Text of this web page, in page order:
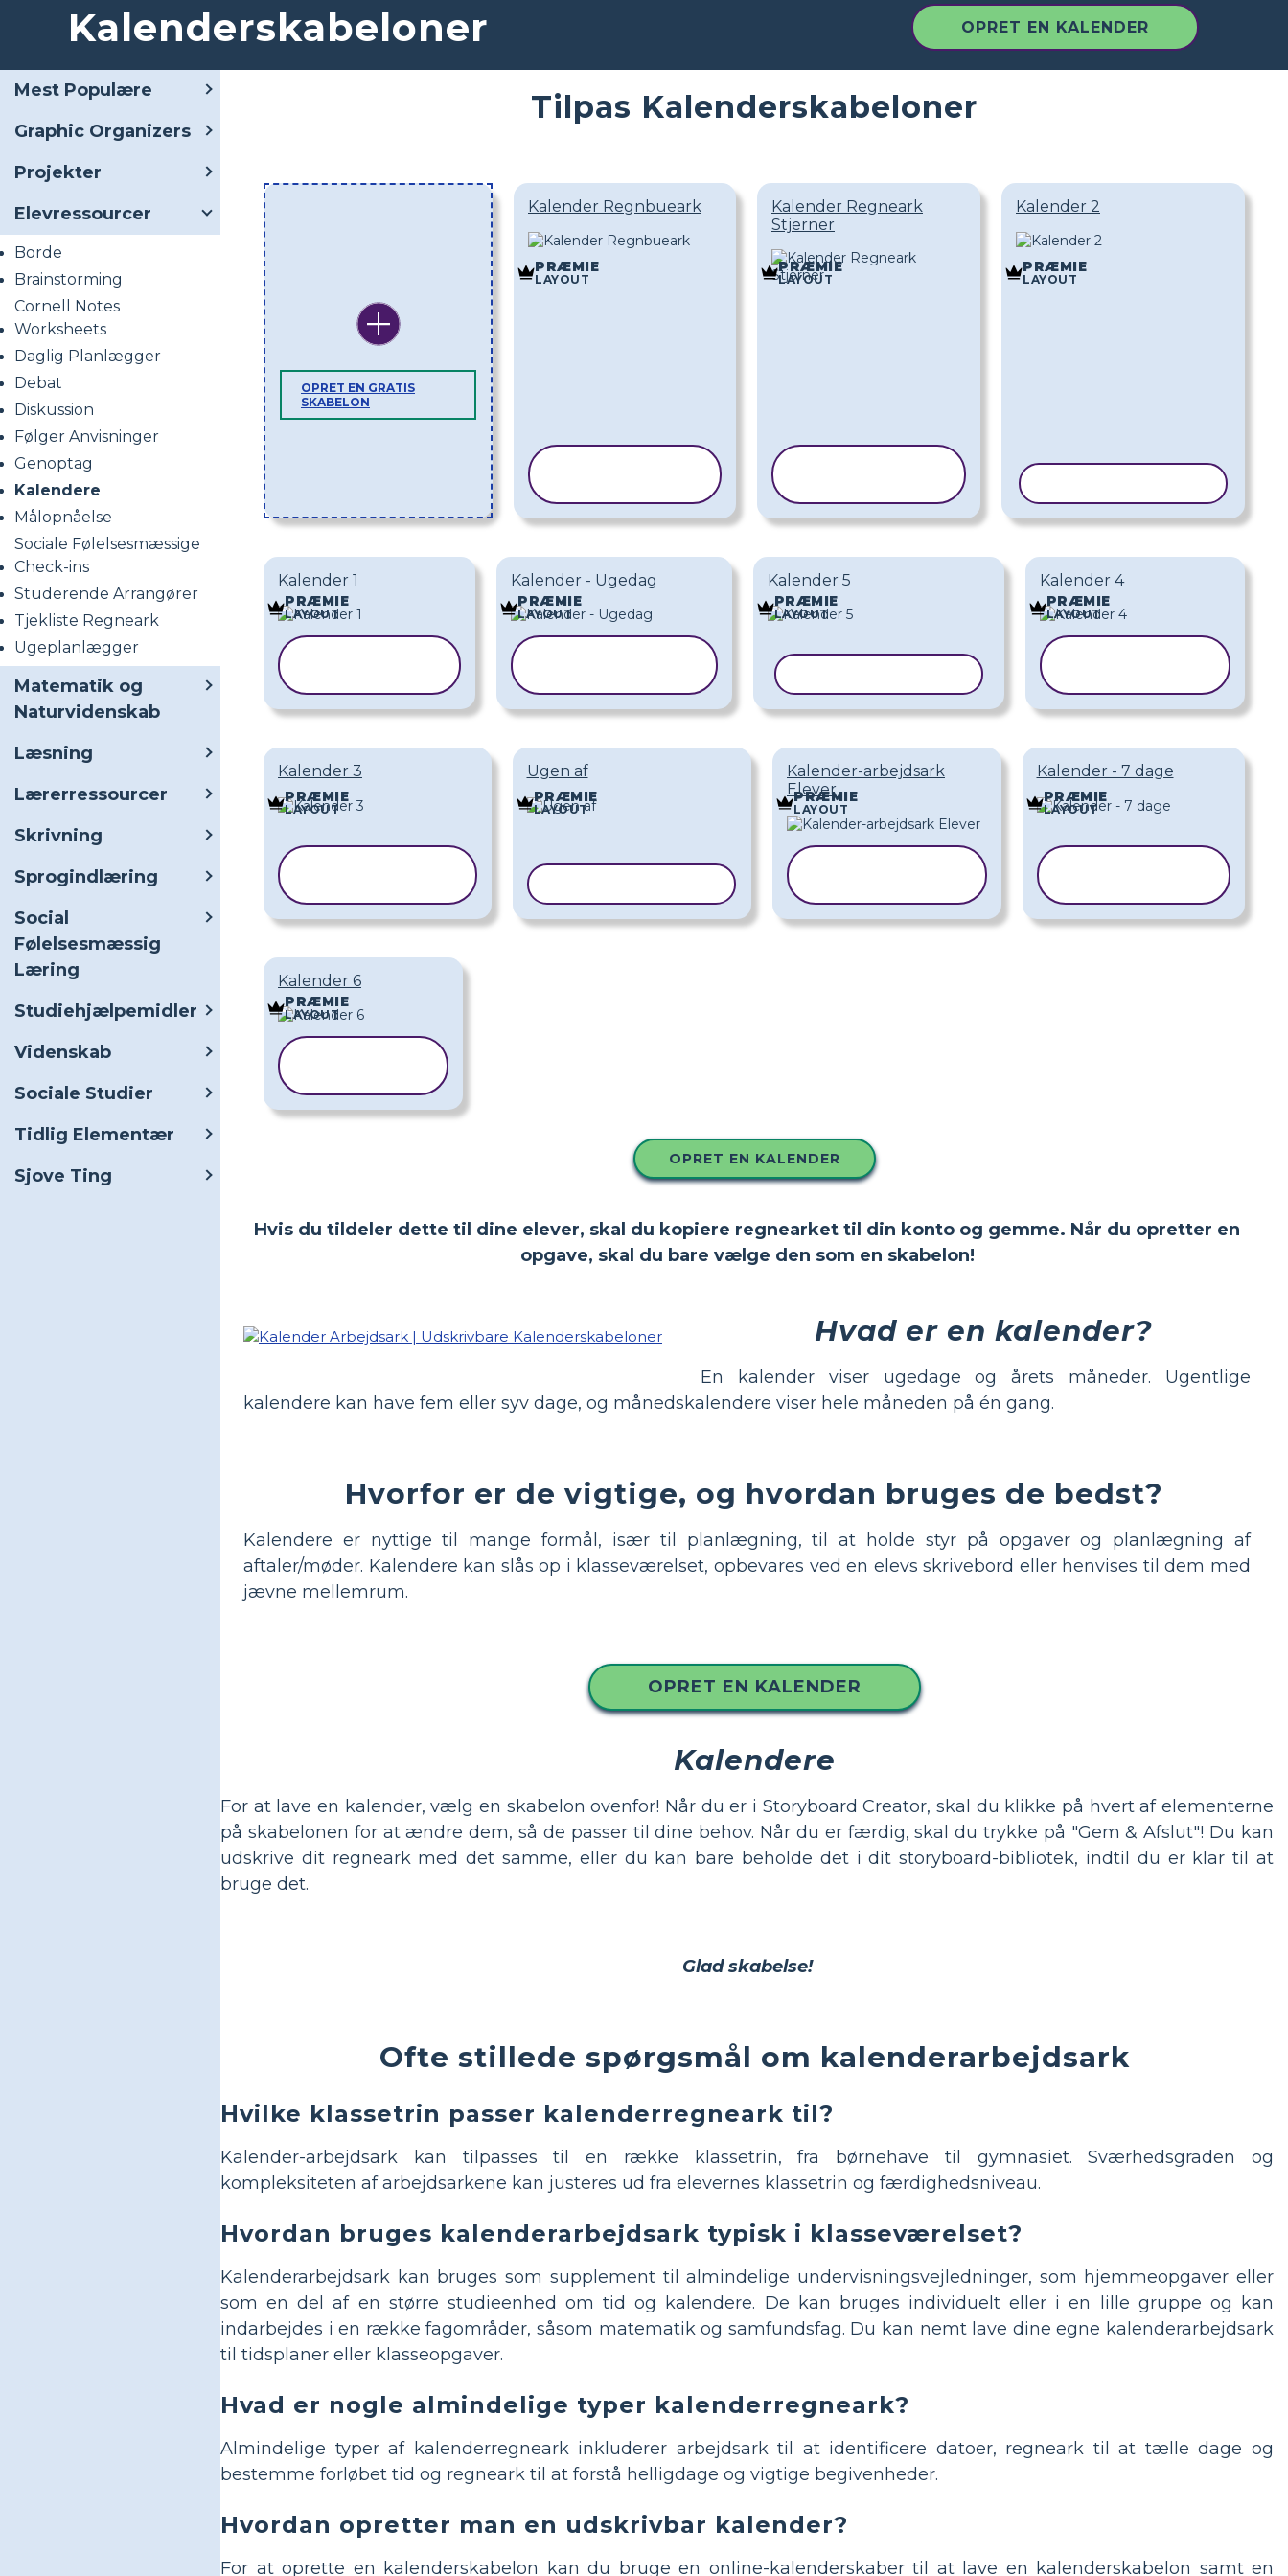
Kalenderskabeloner OPRET EN KALENDER
Mest Populære
Graphic Organizers
Projekter
Elevressourcer
Borde
Brainstorming
Cornell Notes
Worksheets
Daglig Planlægger
Debat
Diskussion
Følger Anvisninger
Genoptag
Kalendere
Målopnåelse
Sociale Følelsesmæssige
Check-ins
Studerende Arrangører
Tjekliste Regneark
Ugeplanlægger
Matematik og
Naturvidenskab
Læsning
Lærerressourcer
Skrivning
Sprogindlæring
Social
Følelsesmæssig
Læring
Studiehjælpemidler
Videnskab
Sociale Studier
Tidlig Elementær
Sjove Ting
Tilpas Kalenderskabeloner
OPRET EN GRATIS
SKABELON
Kalender Regnbueark
PRÆMIE
LAYOUT
Kalender Regneark
Stjerner
PRÆMIE
LAYOUT
Kalender 2
PRÆMIE
LAYOUT
Kalender 1
PRÆMIE
LAYOUT
Kalender - Ugedag
PRÆMIE
LAYOUT
Kalender 5
PRÆMIE
LAYOUT
Kalender 4
PRÆMIE
LAYOUT
Kalender 3
PRÆMIE
LAYOUT
Ugen af
PRÆMIE
LAYOUT
Kalender-arbejdsark
Elever
PRÆMIE
LAYOUT
Kalender - 7 dage
PRÆMIE
LAYOUT
Kalender 6
PRÆMIE
LAYOUT
OPRET EN KALENDER
Hvis du tildeler dette til dine elever, skal du kopiere regnearket til din konto og gemme. Når du opretter en
opgave, skal du bare vælge den som en skabelon!
Hvad er en kalender?
En kalender viser ugedage og årets måneder. Ugentlige
kalendere kan have fem eller syv dage, og månedskalendere viser hele måneden på én gang.
Hvorfor er de vigtige, og hvordan bruges de bedst?
Kalendere er nyttige til mange formål, især til planlægning, til at holde styr på opgaver og planlægning af
aftaler/møder. Kalendere kan slås op i klasseværelset, opbevares ved en elevs skrivebord eller henvises til dem med
jævne mellemrum.
OPRET EN KALENDER
Kalendere
For at lave en kalender, vælg en skabelon ovenfor! Når du er i Storyboard Creator, skal du klikke på hvert af elementerne
på skabelonen for at ændre dem, så de passer til dine behov. Når du er færdig, skal du trykke på "Gem & Afslut"! Du kan
udskrive dit regneark med det samme, eller du kan bare beholde det i dit storyboard-bibliotek, indtil du er klar til at
bruge det.
Glad skabelse!
Ofte stillede spørgsmål om kalenderarbejdsark
Hvilke klassetrin passer kalenderregneark til?
Kalender-arbejdsark kan tilpasses til en række klassetrin, fra børnehave til gymnasiet. Sværhedsgraden og
kompleksiteten af arbejdsarkene kan justeres ud fra elevernes klassetrin og færdighedsniveau.
Hvordan bruges kalenderarbejdsark typisk i klasseværelset?
Kalenderarbejdsark kan bruges som supplement til almindelige undervisningsvejledninger, som hjemmeopgaver eller
som en del af en større studieenhed om tid og kalendere. De kan bruges individuelt eller i en lille gruppe og kan
indarbejdes i en række fagområder, såsom matematik og samfundsfag. Du kan nemt lave dine egne kalenderarbejdsark
til tidsplaner eller klasseopgaver.
Hvad er nogle almindelige typer kalenderregneark?
Almindelige typer af kalenderregneark inkluderer arbejdsark til at identificere datoer, regneark til at tælle dage og
bestemme forløbet tid og regneark til at forstå helligdage og vigtige begivenheder.
Hvordan opretter man en udskrivbar kalender?
For at oprette en kalenderskabelon kan du bruge en online-kalenderskaber til at lave en kalenderskabelon samt en